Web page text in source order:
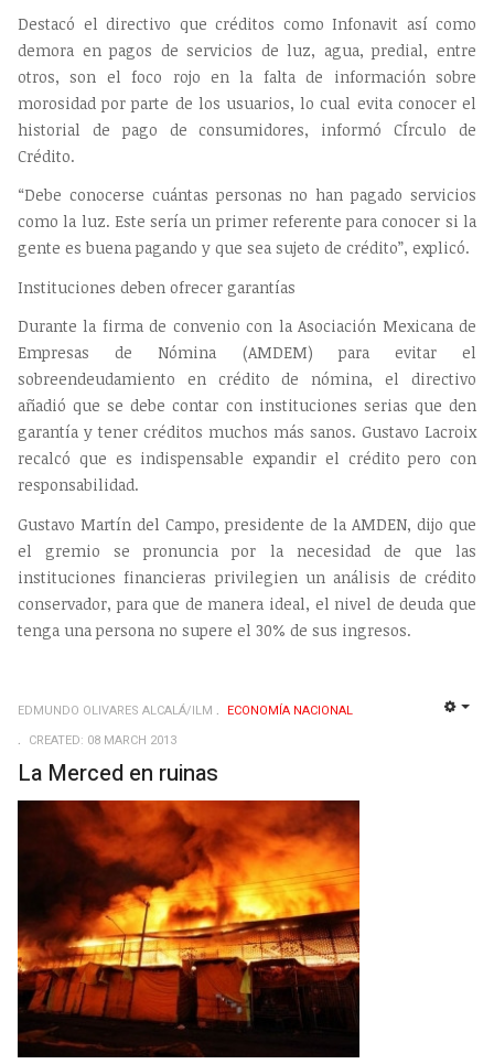
Destacó el directivo que créditos como Infonavit así como
demora en pagos de servicios de luz, agua, predial, entre
otros, son el foco rojo en la falta de información sobre
morosidad por parte de los usuarios, lo cual evita conocer el
historial de pago de consumidores, informó CÍrculo de
Crédito.
“Debe conocerse cuántas personas no han pagado servicios
como la luz. Este sería un primer referente para conocer si la
gente es buena pagando y que sea sujeto de crédito”, explicó.
Instituciones deben ofrecer garantías
Durante la firma de convenio con la Asociación Mexicana de
Empresas de Nómina (AMDEM) para evitar el
sobreendeudamiento en crédito de nómina, el directivo
añadió que se debe contar con instituciones serias que den
garantía y tener créditos muchos más sanos. Gustavo Lacroix
recalcó que es indispensable expandir el crédito pero con
responsabilidad.
Gustavo Martín del Campo, presidente de la AMDEN, dijo que
el gremio se pronuncia por la necesidad de que las
instituciones financieras privilegien un análisis de crédito
conservador, para que de manera ideal, el nivel de deuda que
tenga una persona no supere el 30% de sus ingresos.
EDMUNDO OLIVARES ALCALÁ/ILM
ECONOMÍ­A NACIONAL
CREATED: 08 MARCH 2013
La Merced en ruinas